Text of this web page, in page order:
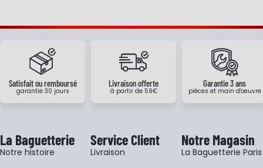
Satisfait ou remboursé
garantie 30 jours
Livraison offerte
à partir de 59€
Garantie 3 ans
pièces et main d'oeuvre
La Baguetterie
Notre histoire
Service Client
Livraison
Notre Magasin
La Baguetterie Paris